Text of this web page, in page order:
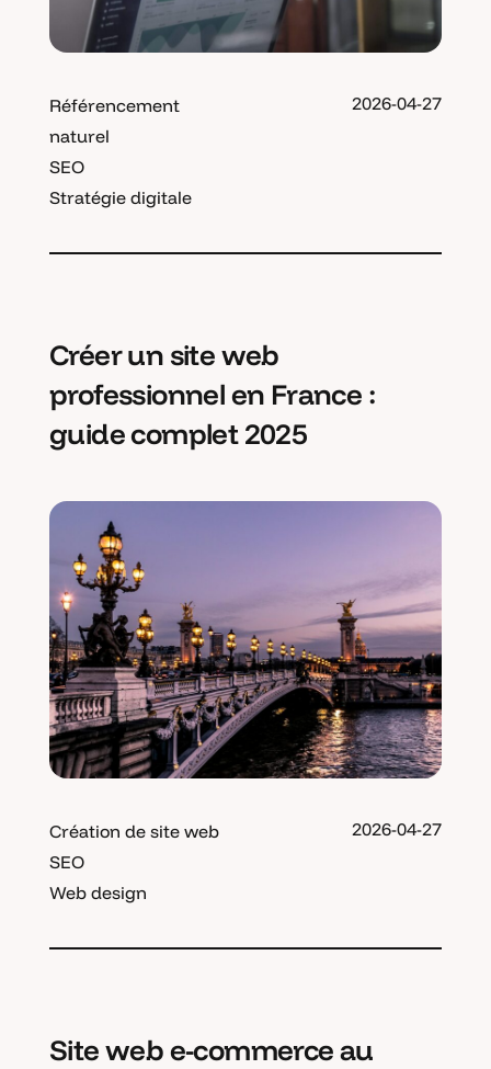
Référencement
naturel
SEO
Stratégie digitale
2026-04-27
Créer un site web
professionnel en France :
guide complet 2025
Création de site web
SEO
Web design
2026-04-27
Site web e-commerce au